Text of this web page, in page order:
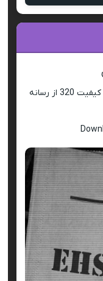
همراه با متن کامل و کیفیت 320 از رسانه